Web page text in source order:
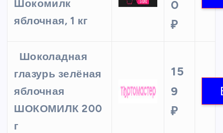
Шокомилк
яблочная, 1 кг
0
₽
Шоколадная
глазурь зелёная
яблочная
ШОКОМИЛК 200
г
15
9
₽